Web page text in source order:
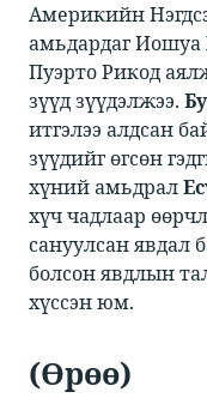
Америкийн
амьдардаг Иошуа
Пуэрто Рикод
зүүд зүүдэлжээ. ​​
итгэлээ алдсан
зүүдийг өгсөн
хүний амьдрал ​​
хүч чадлаар
сануулсан явдал
болсон явдлын
хүссэн юм. ​
​​(Өрөө)​